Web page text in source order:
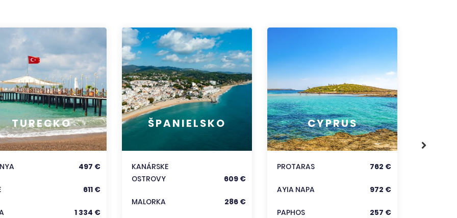
TURECKO
497 €
611 €
1 334 €
ŠPANIELSKO
KANÁRSKE
OSTROVY
609 €
MALORKA 286 €
CYPRUS
PROTARAS 762 €
AYIA NAPA 972 €
PAPHOS 257 €